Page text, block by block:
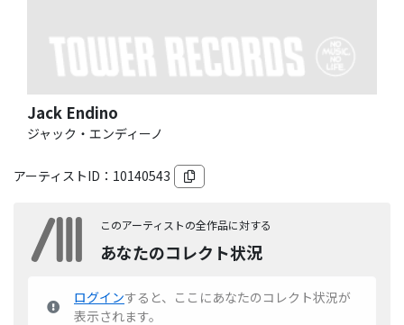
Jack Endino
ジャック・エンディーノ
アーティストID： 10140543
このアーティストの全作品に対する
あなたのコレクト状況
ログインすると、ここにあなたのコレクト状況が
表示されます。